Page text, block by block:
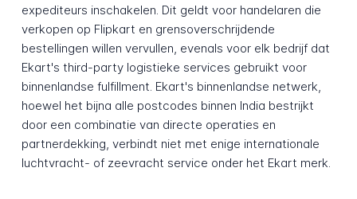
expediteurs inschakelen. Dit geldt voor handelaren die
verkopen op Flipkart en grensoverschrijdende
bestellingen willen vervullen, evenals voor elk bedrijf dat
Ekart's third-party logistieke services gebruikt voor
binnenlandse fulfillment. Ekart's binnenlandse netwerk,
hoewel het bijna alle postcodes binnen India bestrijkt
door een combinatie van directe operaties en
partnerdekking, verbindt niet met enige internationale
luchtvracht- of zeevracht service onder het Ekart merk.